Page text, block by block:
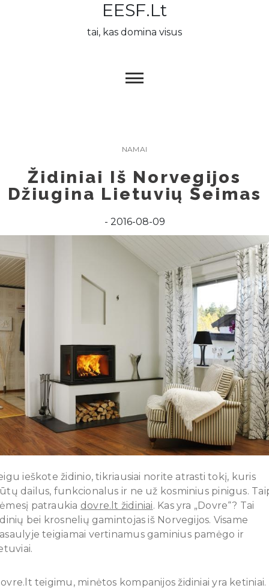
EESF.lt
tai, kas domina visus
NAMAI
Židiniai Iš Norvegijos
Džiugina Lietuvių Šeimas
2016-08-09
ieškote židinio, tikriausiai norite atrasti tokį, kuris
dailus, funkcionalus ir ne už kosminius pinigus.
patraukia dovre.lt židiniai. Kas yra „Dovre“? Tai
bei krosnelių gamintojas iš Norvegijos. Visame
teigiamai vertinamus gaminius pamėgo ir
teigimu, minėtos kompanijos židiniai yra ketiniai.